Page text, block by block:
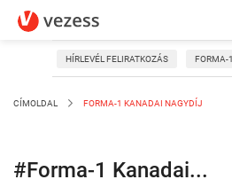
HÍRLEVÉL FELIRATKOZÁS FORMA-
CÍMOLDAL FORMA-1 KANADAI NAGYDÍJ
#Forma-1 Kanadai...